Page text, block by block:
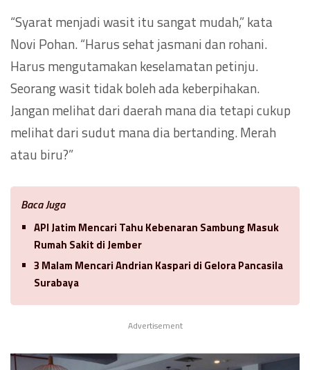
“Syarat menjadi wasit itu sangat mudah,” kata
Novi Pohan. “Harus sehat jasmani dan rohani.
Harus mengutamakan keselamatan petinju.
Seorang wasit tidak boleh ada keberpihakan.
Jangan melihat dari daerah mana dia tetapi cukup
melihat dari sudut mana dia bertanding. Merah
atau biru?”
Baca Juga
API Jatim Mencari Tahu Kebenaran Sambung Masuk
Rumah Sakit di Jember
3 Malam Mencari Andrian Kaspari di Gelora Pancasila
Surabaya
Advertisement